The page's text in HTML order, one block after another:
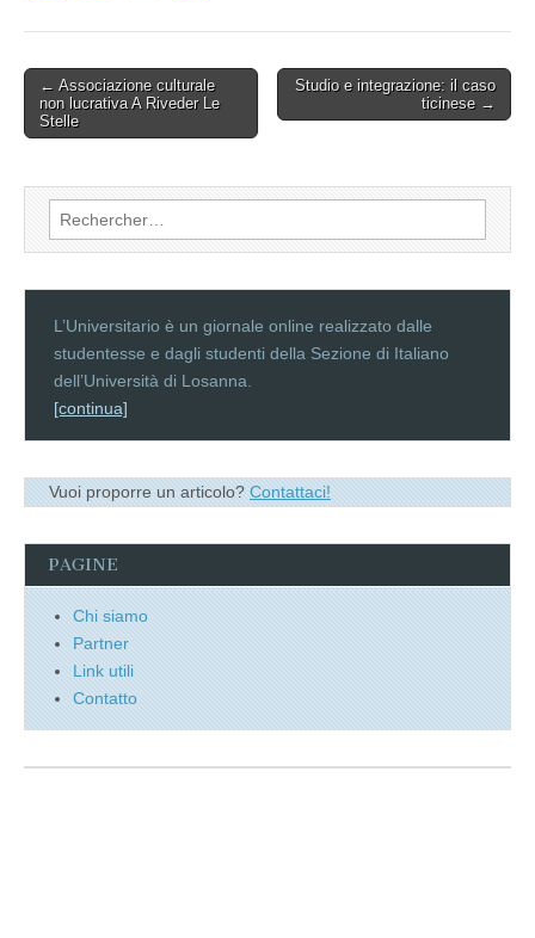
e
b
o
k
er
g
er
Post
navigation
← Associazione culturale
non lucrativa A Riveder Le
Stelle
Studio e integrazione: il caso
ticinese→
Rechercher :
L’Universitario è un giornale online realizzato dalle
studentesse e dagli studenti della Sezione di Italiano
dell’Università di Losanna.
[continua]
Vuoi proporre un articolo? Contattaci!
PAGINE
Chi siamo
Partner
Link utili
Contatto